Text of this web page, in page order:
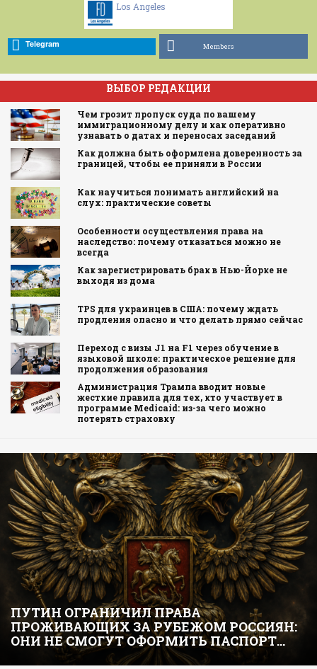
Los Angeles
Telegram Members
ВЫБОР РЕДАКЦИИ
Чем грозит пропуск суда по вашему
иммиграционному делу и как оперативно
узнавать о датах и переносах заседаний
Как должна быть оформлена доверенность за
границей, чтобы ее приняли в России
Как научиться понимать английский на
слух: практические советы
Особенности осуществления права на
наследство: почему отказаться можно не
всегда
Как зарегистрировать брак в Нью-Йорке не
выходя из дома
TPS для украинцев в США: почему ждать
продления опасно и что делать прямо сейчас
Переход с визы J1 на F1 через обучение в
языковой школе: практическое решение для
продолжения образования
Администрация Трампа вводит новые
жесткие правила для тех, кто участвует в
программе Medicaid: из-за чего можно
потерять страховку
ПУТИН ОГРАНИЧИЛ ПРАВА
ПРОЖИВАЮЩИХ ЗА РУБЕЖОМ РОССИЯН:
ОНИ НЕ СМОГУТ ОФОРМИТЬ ПАСПОРТ…